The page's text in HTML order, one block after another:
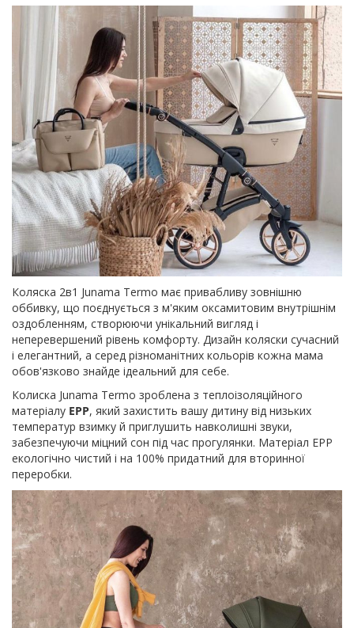
Коляска 2в1 Junama Termo має привабливу зовнішню
оббивку, що поєднується з м'яким оксамитовим внутрішнім
оздобленням, створюючи унікальний вигляд і
неперевершений рівень комфорту. Дизайн коляски сучасний
і елегантний, а серед різноманітних кольорів кожна мама
обов'язково знайде ідеальний для себе.
Колиска Junama Termo зроблена з теплоізоляційного
матеріалу EPP, який захистить вашу дитину від низьких
температур взимку й приглушить навколишні звуки,
забезпечуючи міцний сон під час прогулянки. Матеріал EPP
екологічно чистий і на 100% придатний для вторинної
переробки.